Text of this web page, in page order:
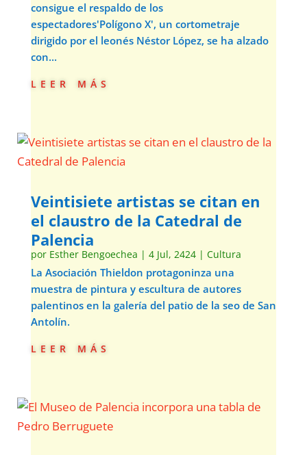
consigue el respaldo de los
espectadores'Polígono X', un cortometraje
dirigido por el leonés Néstor López, se ha alzado
con...
leer más
Veintisiete artistas se citan en
el claustro de la Catedral de
Palencia
por Esther Bengoechea | 4 Jul, 2424| Cultura
La Asociación Thieldon protagoninza una
muestra de pintura y escultura de autores
palentinos en la galería del patio de la seo de San
Antolín.
leer más